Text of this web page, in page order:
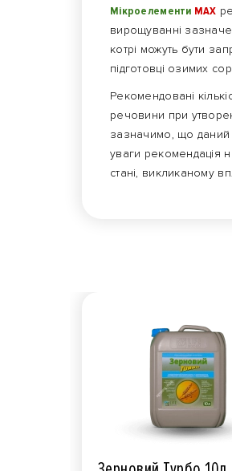
Мікроелементи МАХ
вирощуванні
котрі можуть бути
підготовці озимих
Рекомендовані
речовини при
зазначимо, що даний
уваги рекомендація
стані, викликаному